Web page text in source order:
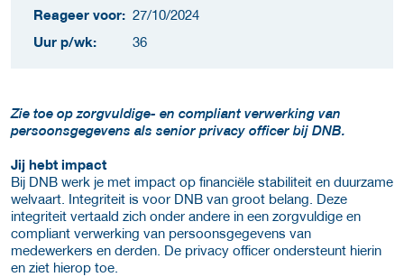
Reageer voor: 27/10/2024
Uur p/wk:
36
Zie toe op zorgvuldige- en compliant verwerking van
persoonsgegevens als senior privacy officer bij DNB.
Jij hebt impact
Bij DNB werk je met impact op financiële stabiliteit en duurzame
welvaart. Integriteit is voor DNB van groot belang. Deze
integriteit vertaald zich onder andere in een zorgvuldige en
compliant verwerking van persoonsgegevens van
medewerkers en derden. De privacy officer ondersteunt hierin
en ziet hierop toe.